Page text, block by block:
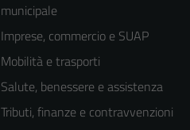
municipale
Imprese, commercio e SUAP
Mobilità e trasporti
Salute, benessere e assistenza
Tributi, finanze e contravvenzioni